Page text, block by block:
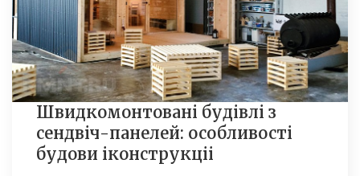
Швидкомонтовані будівлі з
сендвіч-панелей: особливості
будови іконструкціі